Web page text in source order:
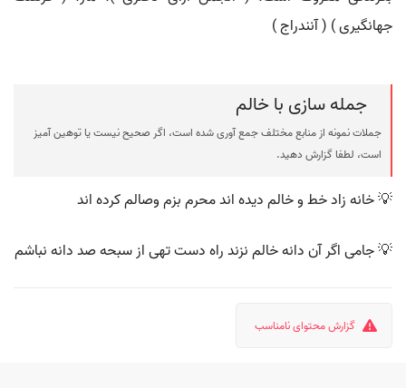
جهانگیری ) ( آنندراج )
جمله سازی با خالم
جملات نمونه از منابع مختلف جمع آوری شده است، اگر صحیح نیست یا توهین آمیز
است، لطفا گزارش دهید.
💡 خانه زاد خط و خالم دیده اند محرم بزم وصالم کرده اند
💡 جامی اگر آن دانه خالم نزند راه دست تهی از سبحه صد دانه نباشم
گزارش محتوای نامناسب